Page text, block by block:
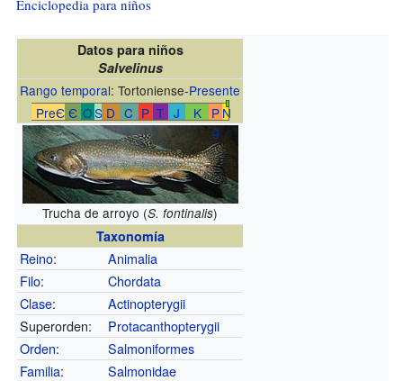
Enciclopedia para niños
Datos para niños
Salvelinus
Rango temporal: Tortoniense-Presente
PreЄ Є OS D C P T J K
P
g
N
Trucha de arroyo (S. fontinalis)
Taxonomía
Reino:
Animalia
Filo:
Chordata
Clase:
Actinopterygii
Superorden:
Protacanthopterygii
Orden:
Salmoniformes
Familia:
Salmonidae